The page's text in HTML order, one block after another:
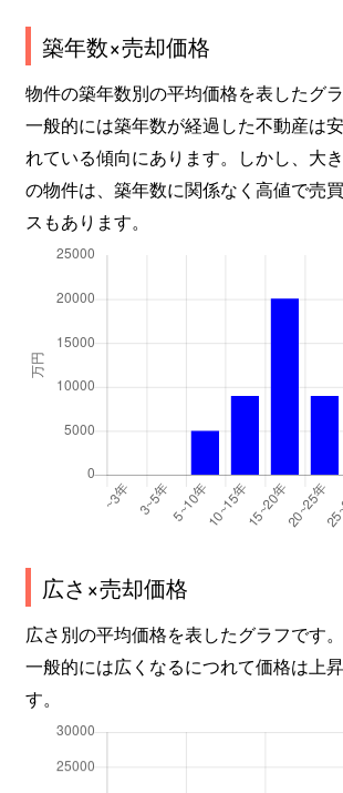
築年数×売却価格
物件の築年数別の平均価格を表したグラ
一般的には築年数が経過した不動産は
れている傾向にあります。しかし、大
の物件は、築年数に関係なく高値で売
スもあります。
広さ×売却価格
広さ別の平均価格を表したグラフです。
一般的には広くなるにつれて価格は上
す。